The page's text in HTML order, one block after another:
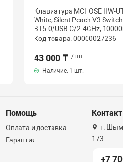
Клавиатура MCHOSE HW-
White, Silent Peach V3 Switch,
BT5.0/USB-C/2.4GHz,
Код товара: 00000027236
43 000 ₸ / шт.
Наличие: 1 шт.
Помощь
Оплата и доставка
Гарантия
г.
173
+7